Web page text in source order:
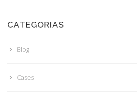
CATEGORIAS
Blog
Cases